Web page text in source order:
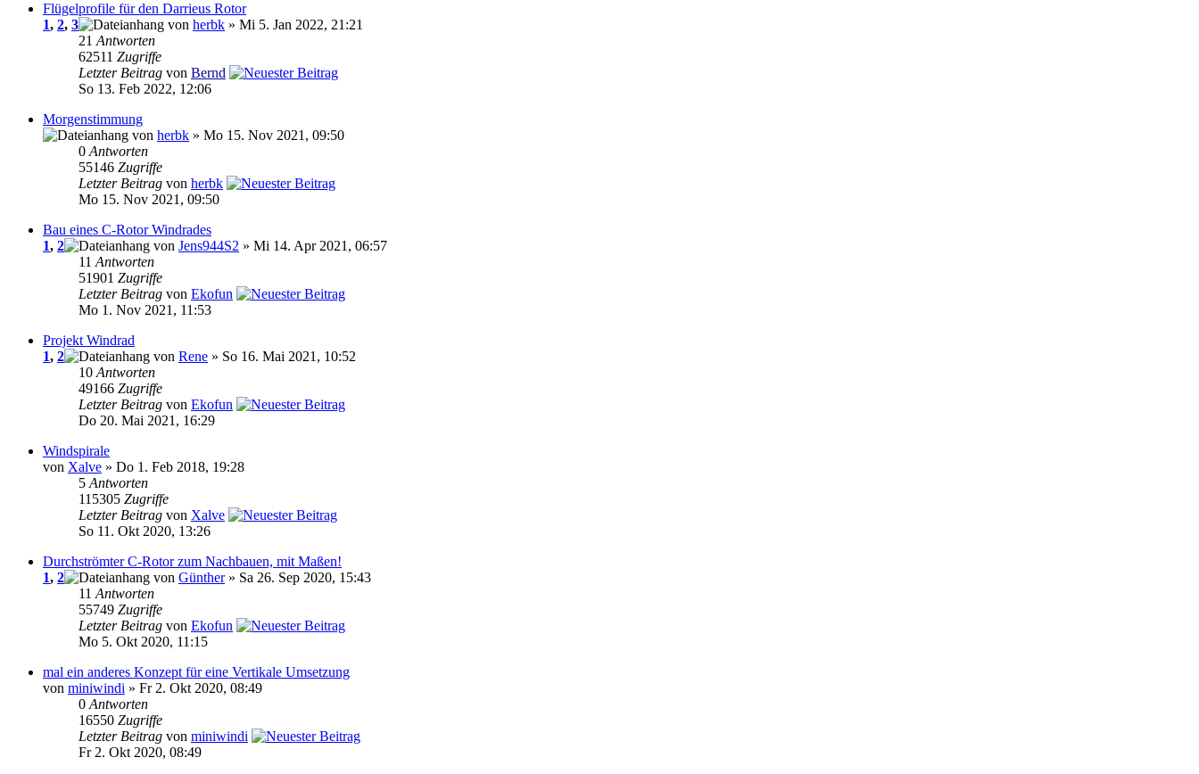
Flügelprofile für den Darrieus Rotor
1, 2, 3 von herbk » Mi 5. Jan 2022, 21:21
21 Antworten
62511 Zugriffe
Letzter Beitrag von Bernd
So 13. Feb 2022, 12:06
Morgenstimmung
von herbk » Mo 15. Nov 2021, 09:50
0 Antworten
55146 Zugriffe
Letzter Beitrag von herbk
Mo 15. Nov 2021, 09:50
Bau eines C-Rotor Windrades
1, 2 von Jens944S2 » Mi 14. Apr 2021, 06:57
11 Antworten
51901 Zugriffe
Letzter Beitrag von Ekofun
Mo 1. Nov 2021, 11:53
Projekt Windrad
1, 2 von Rene » So 16. Mai 2021, 10:52
10 Antworten
49166 Zugriffe
Letzter Beitrag von Ekofun
Do 20. Mai 2021, 16:29
Windspirale
von Xalve » Do 1. Feb 2018, 19:28
5 Antworten
115305 Zugriffe
Letzter Beitrag von Xalve
So 11. Okt 2020, 13:26
Durchströmter C-Rotor zum Nachbauen, mit Maßen!
1, 2 von Günther» Sa 26. Sep 2020, 15:43
11 Antworten
55749 Zugriffe
Letzter Beitrag von Ekofun
Mo 5. Okt 2020, 11:15
mal ein anderes Konzept für eine Vertikale Umsetzung
von miniwindi » Fr 2. Okt 2020, 08:49
0 Antworten
16550 Zugriffe
Letzter Beitrag von miniwindi
Fr 2. Okt 2020, 08:49